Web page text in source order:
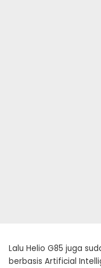
Lalu Helio G85 juga
berbasis Artificial